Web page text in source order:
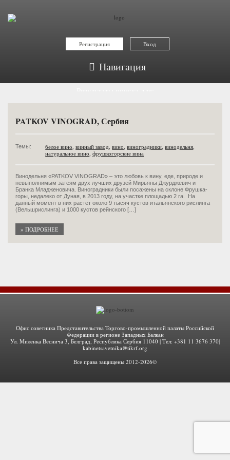
Регистрация Вход
Навигация
натуральное вино
PATKOV VINOGRAD, Сербия
Темы: белое вино,винный завод,вино,виноградники,винодельня,
натуральное вино,фрушкогорские вина
Винодельня «PATKOV VINOGRAD» – это любовь к вину, еде, природе и
невыполнимым затеям двух лучших друзей Мирьяны Джурджевич и
Бранка Младженовича. Виноградники были посажены на склоне Фрушка-
горы, недалеко от Дуная, в 2013 году, на участке площадью 2 га. На
данный момент в них растет около 9 тысяч кустов итальянского рислинга
(Вельшрислинга) и 1000 кустов рейнского […]
» ПОДРОБНЕЕ
Офис советника Представительства Торгово-промышленной палаты Российской
Федерации в регионе Западных Балкан
Ул. Миленка Веснича 3, Белград, Республика Сербия 11040 | Тел: +381 11 3676 370|
kabinetsavetnika@tikrf.org
Все права защищены 2012-2026©